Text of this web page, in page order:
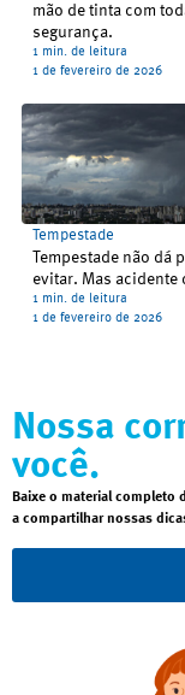
mão de tinta com
segurança.
1 min. de leitura
1 de fevereiro de 2026
Tempestade
Tempestade não dá
evitar. Mas acidente
1 min. de leitura
1 de fevereiro de 2026
Nossa
você.
Baixe o material completo
a compartilhar nossas